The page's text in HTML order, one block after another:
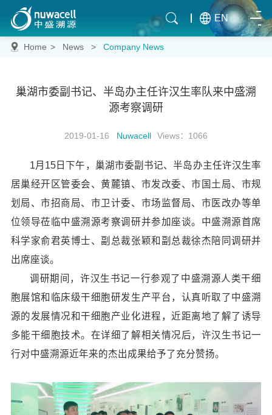
EN
Home > News > Company News
巢湖市委副书记、半岛办主任许汉生率队来中盛溯
源考察调研
2019-01-16 Nuwacell Views：1066
1月15日下午，巢湖市委副书记、半岛办主任许汉生率
居巢经开区管委会、黄麓镇、市发改委、市国土局、市规
划局、市招商局、市卫计委、市场监督局、市医改办等单
位领导莅临中盛溯源考察调研并参加座谈。中盛溯源首席
科学家俞君英博士、副总裁张颖和副总裁徐杰陪同调研并
出席座谈。
调研期间，许汉生书记一行参观了中盛溯源人类干细
胞展馆和临床级干细胞研发生产平台，认真听取了中盛溯
源的发展情况和干细胞产业化进程，近距离地了解了诱导
多能干细胞技术。在详细了解相关情况后，许汉生书记一
行对中盛溯源近年来的杰出成果给予了充分赞扬。